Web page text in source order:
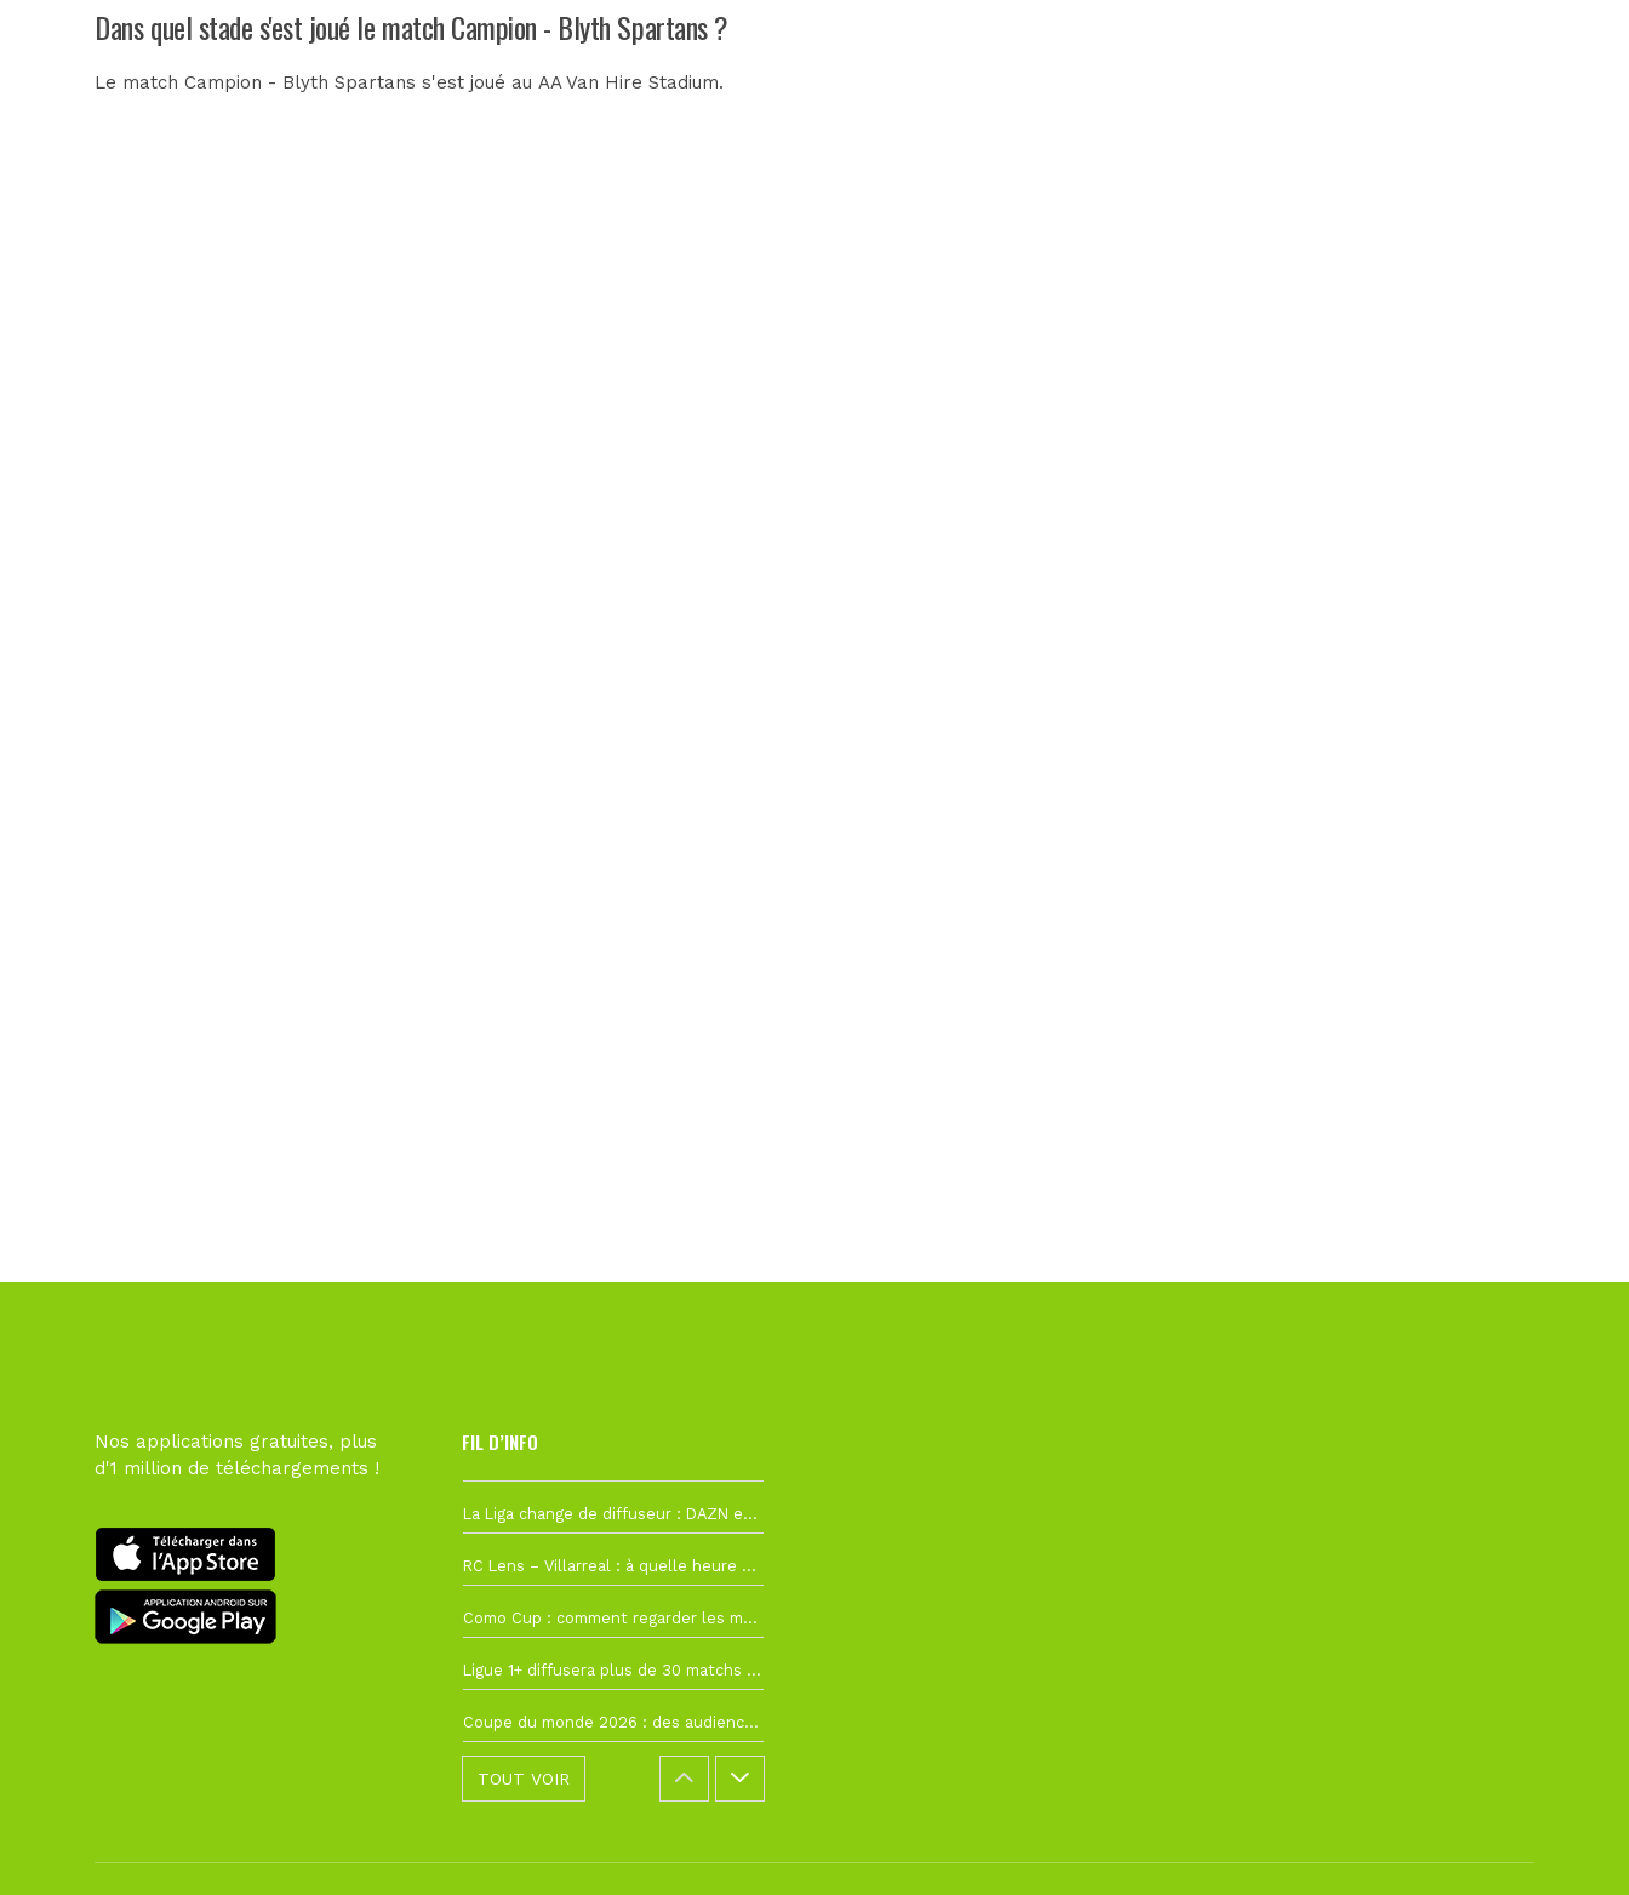
Dans quel stade s'est joué le match Campion - Blyth Spartans ?
Le match Campion - Blyth Spartans s'est joué auAA Van Hire Stadium.
Nos applications gratuites, plus
d'1 million de téléchargements !
FIL D’INFO
La Liga change de diffuseur : DAZN et Disney+ remplacent beIN Sports !
RC Lens – Villarreal : à quelle heure et sur quelle chaîne voir la finale de la Como Cup ?
Como Cup : comment regarder les matchs du RC Lens en direct ?
Ligue 1+ diffusera plus de 30 matchs amicaux avant la reprise de la Ligue 1
Coupe du monde 2026 : des audiences record, mais M6 devrait perdre très gros !
TOUT VOIR